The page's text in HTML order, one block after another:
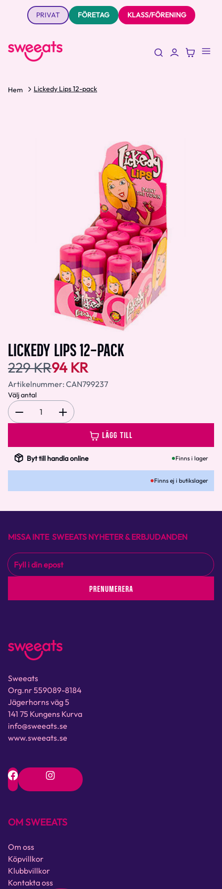
PRIVAT FÖRETAG KLASS/FÖRENING
Hem Lickedy Lips 12-pack
LICKEDY LIPS 12-PACK
229 KR94 KR
Artikelnummer: CAN799237
Välj antal
1
LÄGG TILL
Byt till handla online Finns i lager
Finns ej i butikslager
MISSA INTE SWEEATS NYHETER & ERBJUDANDEN
PRENUMERERA
Sweeats
Org.nr 559089-8184
Jägerhorns väg 5
141 75 Kungens Kurva
info@sweeats.se
www.sweeats.se
OM SWEEATS
Om oss
Köpvillkor
Klubbvillkor
Kontakta oss